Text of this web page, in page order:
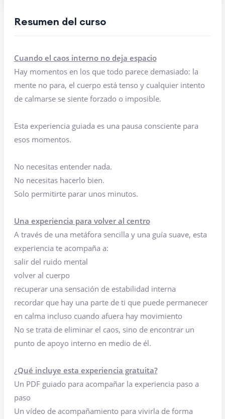
Resumen del curso
Cuando el caos interno no deja espacio
Hay momentos en los que todo parece demasiado: la
mente no para, el cuerpo está tenso y cualquier intento
de calmarse se siente forzado o imposible.
Esta experiencia guiada es una pausa consciente para
esos momentos.
No necesitas entender nada.
No necesitas hacerlo bien.
Solo permitirte parar unos minutos.
Una experiencia para volver al centro
A través de una metáfora sencilla y una guía suave, esta
experiencia te acompaña a:
salir del ruido mental
volver al cuerpo
recuperar una sensación de estabilidad interna
recordar que hay una parte de ti que puede permanecer
en calma incluso cuando afuera hay movimiento
No se trata de eliminar el caos, sino de encontrar un
punto de apoyo interno en medio de él.
¿Qué incluye esta experiencia gratuita?
Un PDF guiado para acompañar la experiencia paso a
paso
Un vídeo de acompañamiento para vivirla de forma